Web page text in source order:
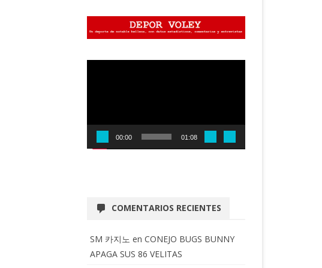
Reproductor
00:00 01:08
COMENTARIOS RECIENTES
SM 카지노 en CONEJO BUGS BUNNY
APAGA SUS 86 VELITAS